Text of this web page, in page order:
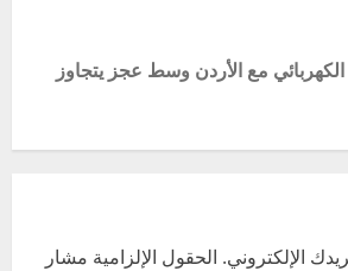
مع الأردن وسط عجز يتجاوز
الإلكتروني. الحقول الإلزامية مشار